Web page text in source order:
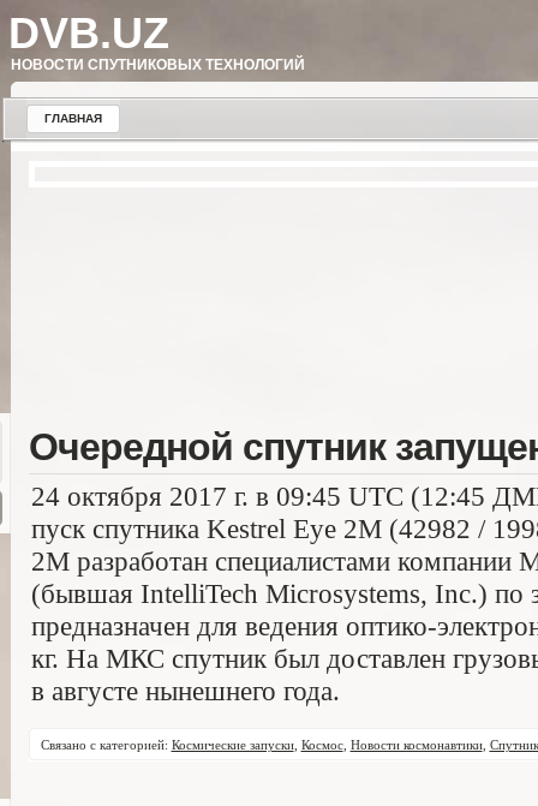
DVB.UZ
НОВОСТИ СПУТНИКОВЫХ ТЕХНОЛОГИЙ
ГЛАВНАЯ
Очередной спутник
24 октября 2017 г. в 09:45 UTC (12:45
пуск спутника Kestrel Eye 2M (42982 /
2M разработан специалистами компании
(бывшая IntelliTech Microsystems, Inc.)
предназначен для ведения оптико-
кг. На МКС спутник был доставлен
в августе нынешнего года.
Связано с категорией: Космические запуски, Космос, Новости космонавтики,